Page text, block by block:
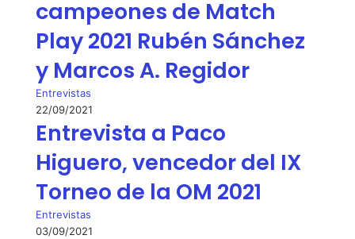
campeones de Match
Play 2021 Rubén Sánchez
y Marcos A. Regidor
Entrevistas
22/09/2021
Entrevista a Paco
Higuero, vencedor del IX
Torneo de la OM 2021
Entrevistas
03/09/2021